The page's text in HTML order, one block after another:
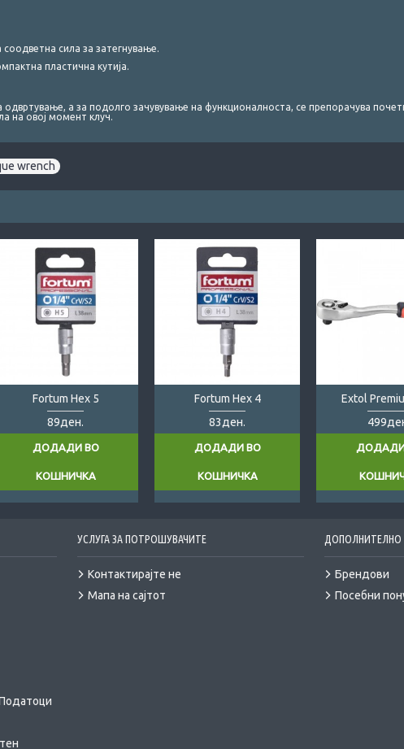
сила за затегнување.
пластична кутија.
а за подолго зачувување на функционалноста, се препорачува
на овој момент клуч.
wrench
Fortum Hex 5
89ден.
ДОДАДИ ВО
КОШНИЧКА
Fortum Hex 4
83ден.
ДОДАДИ ВО
КОШНИЧКА
Extol
УСЛУГА ЗА ПОТРОШУВАЧИТЕ
Контактирајте не
Мапа на сајтот
ДОПОЛНИТЕЛНО
Брендови
Посебни